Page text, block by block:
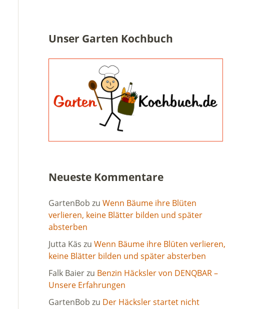
Unser Garten Kochbuch
Neueste Kommentare
GartenBob zu Wenn Bäume ihre Blüten
verlieren, keine Blätter bilden und später
absterben
Jutta Käs zu Wenn Bäume ihre Blüten verlieren,
keine Blätter bilden und später absterben
Falk Baierzu Benzin Häcksler von DENQBAR –
Unsere Erfahrungen
GartenBob zu Der Häcksler startet nicht